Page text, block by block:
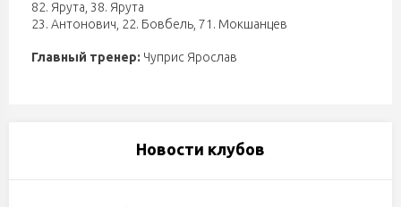
82. Ярута, 38. Ярута
23. Антонович, 22. Бовбель, 71. Мокшанцев
Главный тренер: Чуприс Ярослав
Новости клубов